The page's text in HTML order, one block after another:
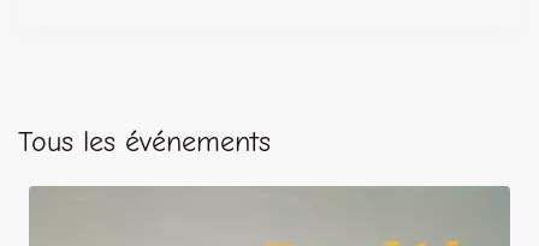
Tous les événements